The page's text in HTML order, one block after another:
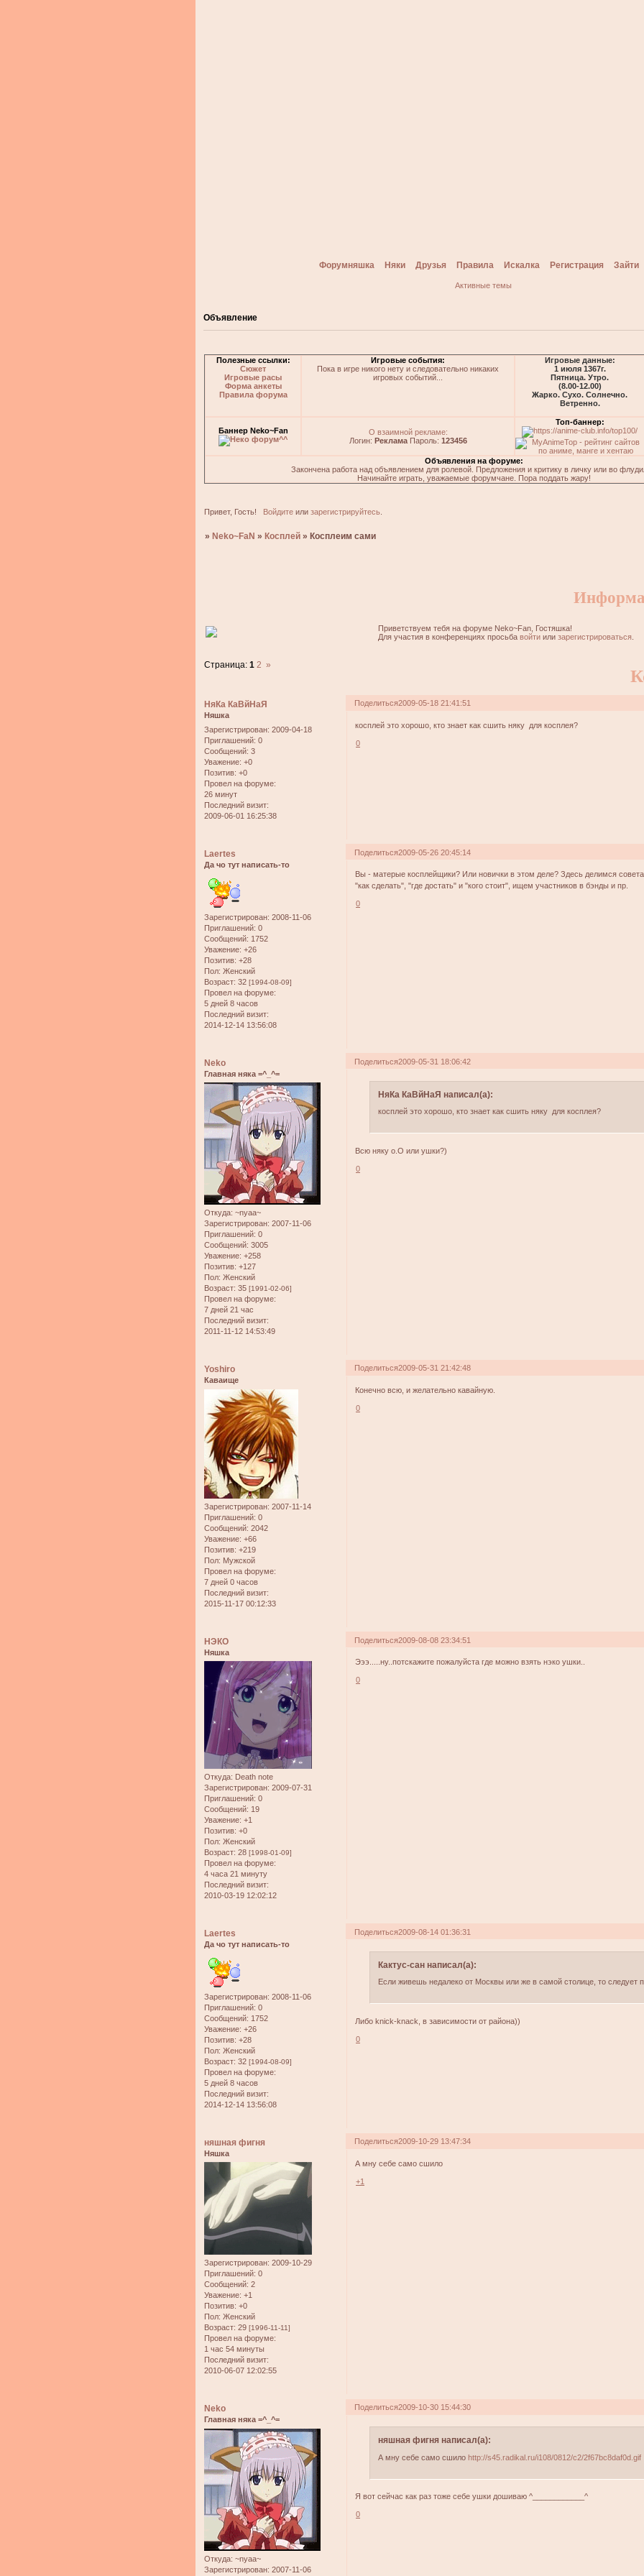
Форумняшка Няки Друзья Правила Искалка Регистрация Зайти
Активные темы
Объявление
Полезные ссылки:
Сюжет
Игровые расы
Форма анкеты
Правила форума
Игровые события:
Пока в игре никого нету и следовательно никаких
игровых событий...
Игровые данные:
1 июля 1367г.
Пятница. Утро.
(8.00-12.00)
Жарко. Сухо. Солнечно.
Ветренно.
Баннер Neko~Fan
О взаимной рекламе:
Логин: РекламаПароль: 123456
Топ-баннер:
Объявления на форуме:
Закончена работа над объявлением для ролевой. Предложения и критику в личку или во
Начинайте играть, уважаемые форумчане. Пора поддать жару!
Привет, Гость! Войдитеили зарегистрируйтесь.
» Neko~FaN » Косплей » Косплеим сами
Приветствуем тебя на форуме Neko~Fan, Гостяшка!
Для участия в конференциях просьба войти или зарегистрироваться
Страница:1 2 »
Поделиться2009-05-18 21:41:51
НяКа КаВйНаЯ
Няшка
Зарегистрирован: 2009-04-18
Приглашений: 0
Сообщений: 3
Уважение: +0
Позитив: +0
Провел на форуме:
26 минут
Последний визит:
2009-06-01 16:25:38
косплей это хорошо, кто знает как сшить няку для косплея?
0
Поделиться2009-05-26 20:45:14
Laertes
Да чо тут написать-то
Зарегистрирован: 2008-11-06
Приглашений: 0
Сообщений: 1752
Уважение: +26
Позитив: +28
Пол: Женский
Возраст: 32 [1994-08-09]
Провел на форуме:
5 дней 8 часов
Последний визит:
2014-12-14 13:56:08
Вы - матерые косплейщики? Или новички в этом деле? Здесь делимся
"как сделать", "где достать" и "кого стоит", ищем участников в бэнды и пр.
0
Поделиться2009-05-31 18:06:42
Neko
Главная няка =^_^=
Откуда: ~nyaa~
Зарегистрирован: 2007-11-06
Приглашений: 0
Сообщений: 3005
Уважение: +258
Позитив: +127
Пол: Женский
Возраст: 35 [1991-02-06]
Провел на форуме:
7 дней 21 час
Последний визит:
2011-11-12 14:53:49
НяКа КаВйНаЯ написал(а):
косплей это хорошо, кто знает как сшить няку для косплея?
Всю няку о.О или ушки?)
0
Поделиться2009-05-31 21:42:48
Yoshiro
Каваище
Зарегистрирован: 2007-11-14
Приглашений: 0
Сообщений: 2042
Уважение: +66
Позитив: +219
Пол: Мужской
Провел на форуме:
7 дней 0 часов
Последний визит:
2015-11-17 00:12:33
Конечно всю, и желательно кавайную.
0
Поделиться2009-08-08 23:34:51
НЭКО
Няшка
Откуда: Death note
Зарегистрирован: 2009-07-31
Приглашений: 0
Сообщений: 19
Уважение: +1
Позитив: +0
Пол: Женский
Возраст: 28 [1998-01-09]
Провел на форуме:
4 часа 21 минуту
Последний визит:
2010-03-19 12:02:12
Эээ.....ну..потскажите пожалуйста где можно взять нэко ушки..
0
Поделиться2009-08-14 01:36:31
Laertes
Да чо тут написать-то
Зарегистрирован: 2008-11-06
Приглашений: 0
Сообщений: 1752
Уважение: +26
Позитив: +28
Пол: Женский
Возраст: 32 [1994-08-09]
Провел на форуме:
5 дней 8 часов
Последний визит:
2014-12-14 13:56:08
Кактус-сан написал(а):
Если живешь недалеко от Москвы или же в самой столице, то следует
Либо knick-knack, в зависимости от района))
0
Поделиться2009-10-29 13:47:34
няшная фигня
Няшка
Зарегистрирован: 2009-10-29
Приглашений: 0
Сообщений: 2
Уважение: +1
Позитив: +0
Пол: Женский
Возраст: 29 [1996-11-11]
Провел на форуме:
1 час 54 минуты
Последний визит:
2010-06-07 12:02:55
А мну себе само сшило
+1
Поделиться2009-10-30 15:44:30
Neko
Главная няка =^_^=
Откуда: ~nyaa~
Зарегистрирован: 2007-11-06
няшная фигня написал(а):
А мну себе само сшило http://s45.radikal.ru/i108/0812/c2/2f67bc8daf0d.gif
Я вот сейчас как раз тоже себе ушки дошиваю ^____________^
0